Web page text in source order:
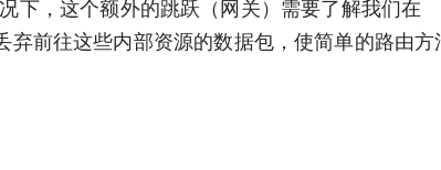
下，这个额外的跳跃（网关）需要了解我们在
前往这些内部资源的数据包，使简单的路由方